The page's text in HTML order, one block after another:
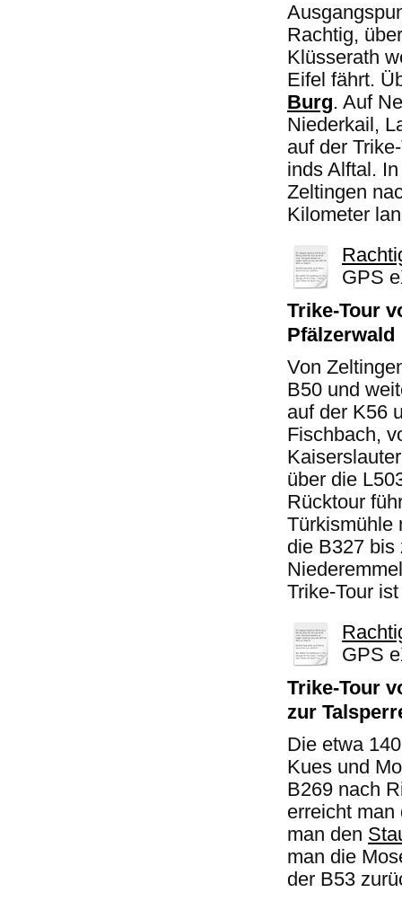
Rachtig,
Klüsserath
Eifel fährt.
Burg. Auf
Niederkail,
auf der
inds Alftal.
Zeltingen
Kilometer
GPS
Trike-Tour
Pfälzerwald
Von
B50 und
auf der K56
Fischbach,
über die
Rücktour
Türkismühle
die B327 bis
Trike-Tour
GPS
Trike-Tour
zur
Die etwa
Kues und
B269 nach
erreicht
man den
man die
der B53